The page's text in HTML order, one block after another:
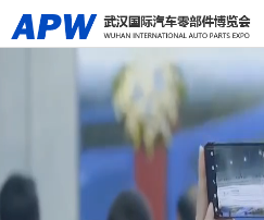
首
展
商
观